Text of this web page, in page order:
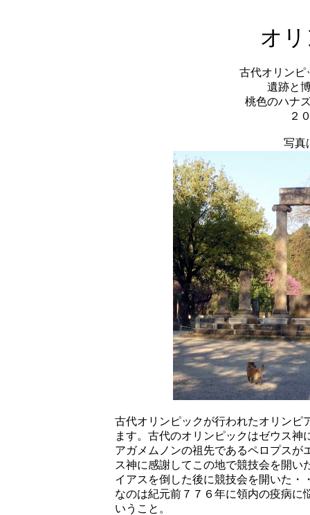
オ
古代オリンピ
遺跡と
桃色のハナ
２
写真
古代オリンピックが行われたオリンピ
ます。古代のオリンピックはゼウス
アガメムノンの祖先であるペロプスが
ス神に感謝してこの地で競技会を開
イアスを倒した後に競技会を開いた・
なのは紀元前７７６年に領内の疫病に
いうこと。